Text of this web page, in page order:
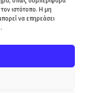
ιστότοπο. Η μη
να επηρεάσει
27/7
20.94oC